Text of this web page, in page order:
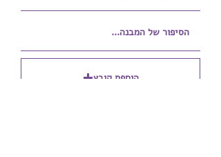
הוספת קובץ